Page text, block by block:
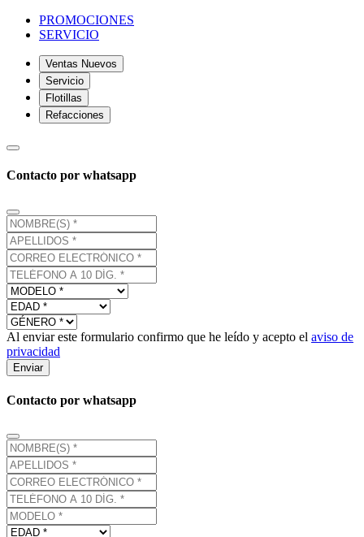
PROMOCIONES
SERVICIO
Ventas Nuevos
Servicio
Flotillas
Refacciones
Contacto por whatsapp
Al enviar este formulario confirmo que he leído y acepto el aviso de
privacidad
Enviar
Contacto por whatsapp